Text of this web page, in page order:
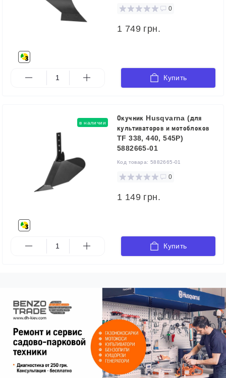
0
1 749 грн.
Купить
в наличии
Окучник Husqvarna (для
культиваторов и мотоблоков
TF 338, 440, 545P)
5882665-01
Код товара: 5882665-01
0
1 149 грн.
Купить